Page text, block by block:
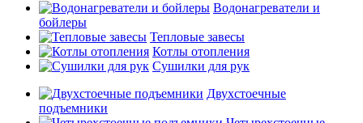
Водонагреватели и
бойлеры
Тепловые завесы
Котлы отопления
Сушилки для рук
Двухстоечные
подъемники